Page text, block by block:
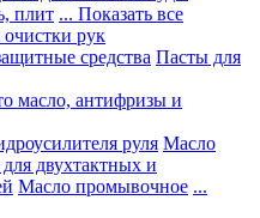
плит ... Показать все
рук
средства Пасты для
масло, антифризы и
руля Масло
двухтактных и
Масло промывочное ...